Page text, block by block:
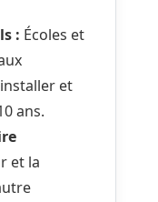
: Écoles et
et
ans.
et la